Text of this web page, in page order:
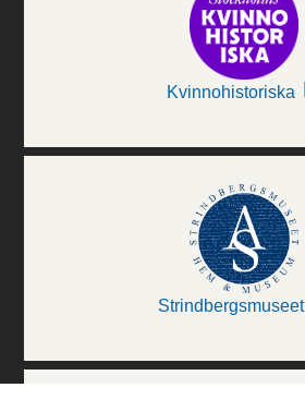
Kvinnohistoriska
Strindbergsmuseet